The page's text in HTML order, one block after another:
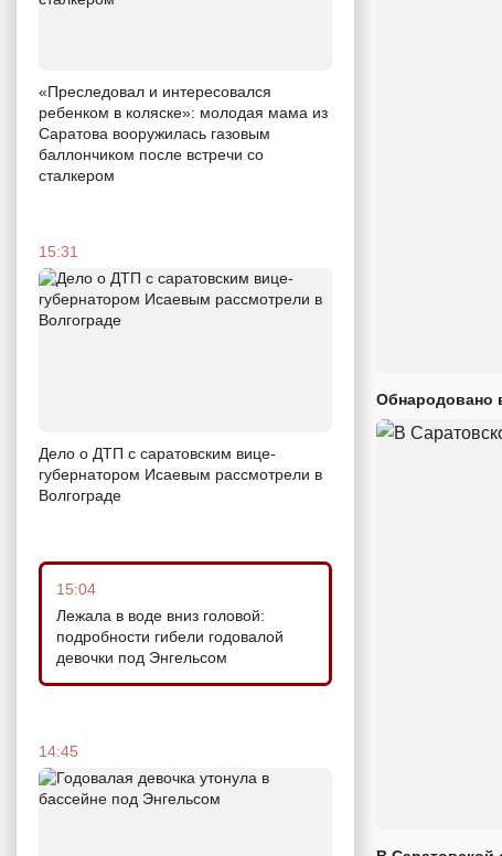
«Преследовал и интересовался
ребенком в коляске»: молодая мама из
Саратова вооружилась газовым
баллончиком после встречи со
сталкером
15:31
Дело о ДТП с саратовским вице-
губернатором Исаевым рассмотрели в
Волгограде
15:04
Лежала в воде вниз головой:
подробности гибели годовалой
девочки под Энгельсом
14:45
Обнародовано